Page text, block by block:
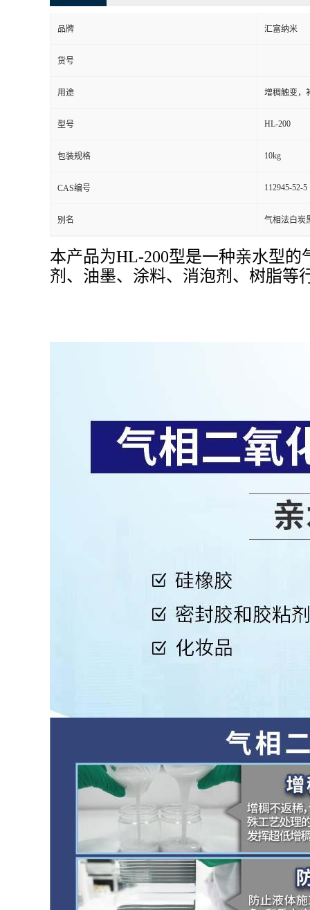
品牌 汇富纳米
货号
用途 增稠触变，
型号 HL-200
包装规格 10kg
CAS编号 112945-52-5
别名 气相法白炭
本产品为HL-200型是一种亲水型
剂、油墨、涂料、消泡剂、树脂等